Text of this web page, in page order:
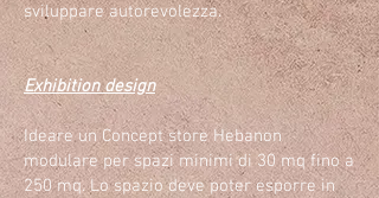
sviluppare autorevolezza.
Exhibition design
Ideare un Concept store Hebanon
modulare per spazi minimi di 30 mq fino a
250 mq. Lo spazio deve poter esporre in